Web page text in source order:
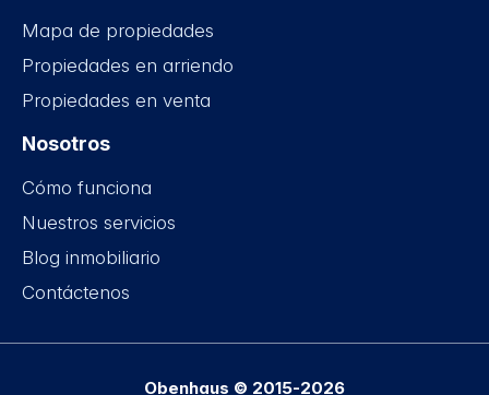
Mapa de propiedades
Propiedades en arriendo
Propiedades en venta
Nosotros
Cómo funciona
Nuestros servicios
Blog inmobiliario
Contáctenos
Obenhaus © 2015-2026